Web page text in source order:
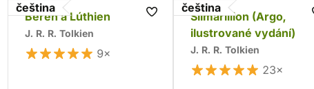
čeština
Beren a Lúthien
J. R. R. Tolkien
9×
čeština
Silmarillion (Argo,
ilustrované vydání)
J. R. R. Tolkien
23×